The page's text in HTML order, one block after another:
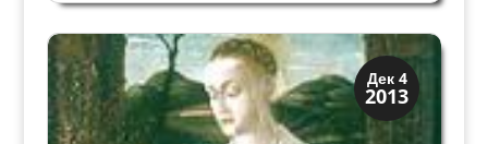
христианство, в ислам, а также стали частью
мистерий алхимии и разных эзотерических
течений. Мораль,...
Дек 4
2013
Искусство
Художники